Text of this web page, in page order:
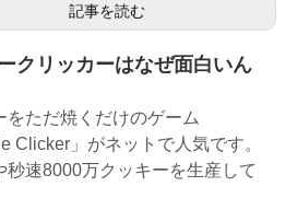
記事を読む
クリッカーはなぜ面白いん
をただ焼くだけのゲーム
Clicker」がネットで人気です。
秒速8000万クッキーを生産して